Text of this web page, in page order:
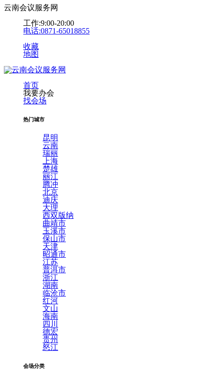
云南会议服务网
工作:9:00-20:00
电话:0871-65018855
收藏
地图
首页
我要办会
找会场
热门城市
昆明
云南
瑞丽
上海
楚雄
丽江
腾冲
北京
迪庆
大理
西双版纳
曲靖市
玉溪市
保山市
天津
昭通市
江苏
普洱市
浙江
湖南
临沧市
红河
文山
海南
四川
德宏
贵州
怒江
会场分类